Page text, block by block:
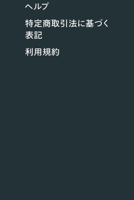
ヘルプ
特定商取引法に基づく
表記
利用規約